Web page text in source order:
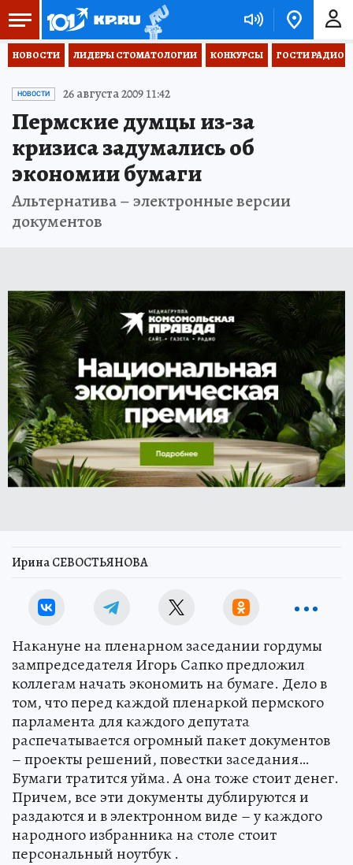
НОВОСТИ ЛИДЕРЫ СТОМАТОЛОГИИ КОНКУРСЫ ГОСТИ РАДИО
НОВОСТИ 26 августа 2009 11:42
Пермские думцы из-за
кризиса задумались об
экономии бумаги
Альтернатива – электронные версии
документов
Ирина СЕВОСТЬЯНОВА
Накануне на пленарном заседании гордумы
зампредседателя Игорь Сапко предложил
коллегам начать экономить на бумаге. Дело в
том, что перед каждой пленаркой пермского
парламента для каждого депутата
распечатывается огромный пакет документов
– проекты решений, повестки заседания…
Бумаги тратится уйма. А она тоже стоит денег.
Причем, все эти документы дублируются и
раздаются и в электронном виде – у каждого
народного избранника на столе стоит
персональный ноутбук .